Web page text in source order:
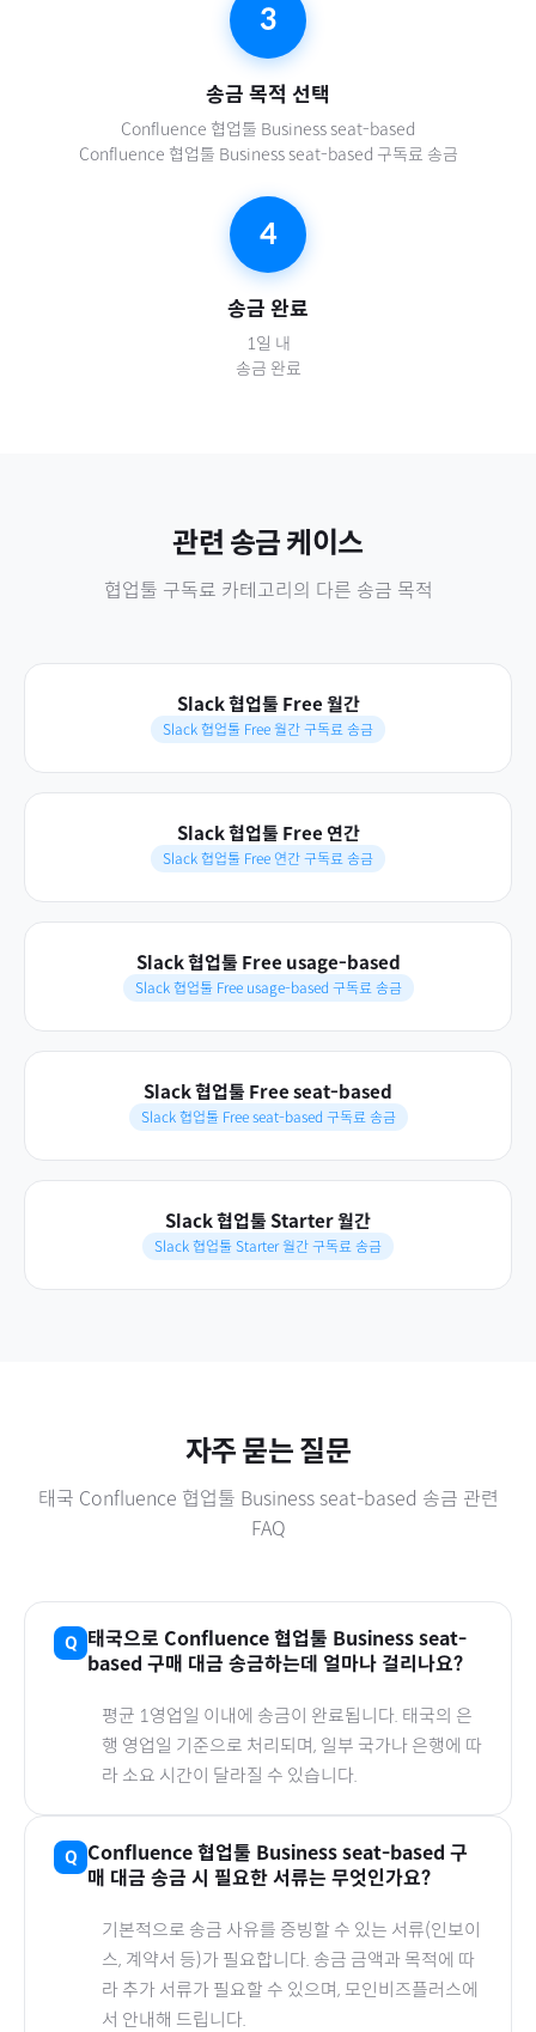
3
송금 목적 선택
Confluence 협업툴 Business seat-based
Confluence 협업툴 Business seat-based 구독료 송금
4
송금 완료
1일 내
송금 완료
관련 송금 케이스
협업툴 구독료 카테고리의 다른 송금 목적
Slack 협업툴 Free 월간
Slack 협업툴 Free 월간 구독료 송금
Slack 협업툴 Free 연간
Slack 협업툴 Free 연간 구독료 송금
Slack 협업툴 Free usage-based
Slack 협업툴 Free usage-based 구독료 송금
Slack 협업툴 Free seat-based
Slack 협업툴 Free seat-based 구독료 송금
Slack 협업툴 Starter 월간
Slack 협업툴 Starter 월간 구독료 송금
자주 묻는 질문
태국 Confluence 협업툴 Business seat-based 송금 관련
FAQ
태국으로 Confluence 협업툴 Business seat-
based 구매 대금 송금하는데 얼마나 걸리나요?
평균 1영업일 이내에 송금이 완료됩니다. 태국의 은
행 영업일 기준으로 처리되며, 일부 국가나 은행에 따
라 소요 시간이 달라질 수 있습니다.
Confluence 협업툴 Business seat-based 구
매 대금 송금 시 필요한 서류는 무엇인가요?
기본적으로 송금 사유를 증빙할 수 있는 서류(인보이
스, 계약서 등)가 필요합니다. 송금 금액과 목적에 따
라 추가 서류가 필요할 수 있으며, 모인비즈플러스에
서 안내해 드립니다.